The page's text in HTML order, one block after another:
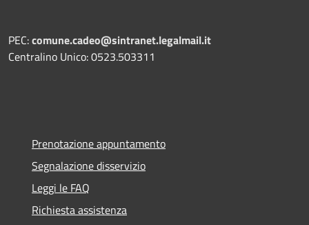
PEC:comune.cadeo@sintranet.legalmail.it
Centralino Unico: 0523.503311
Prenotazione appuntamento
Segnalazione disservizio
Leggi le FAQ
Richiesta assistenza